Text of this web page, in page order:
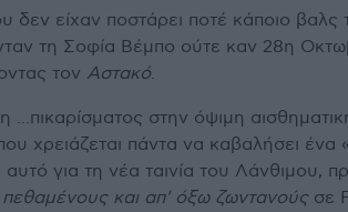
δεν είχαν ποστάρει ποτέ κάποιο
τη Σοφία Βέμπο ούτε καν 28η
τον Αστακό.
...πικαρίσματος στην όψιμη
χρειάζεται πάντα να καβαλήσει ένα
για τη νέα ταινία του Λάνθιμου,
και απ' όξω ζωντανούςσε